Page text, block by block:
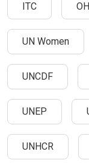
ITC
UN Women
UNCDF
UNEP
UNHCR